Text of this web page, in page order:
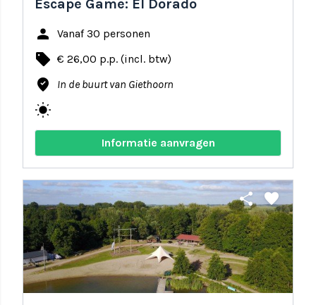
Escape Game: El Dorado
person Vanaf 30 personen
local_offer € 26,00 p.p. (incl. btw)
where_to_vote In de buurt van Giethoorn
wb_sunny
Informatie aanvragen
share favorite